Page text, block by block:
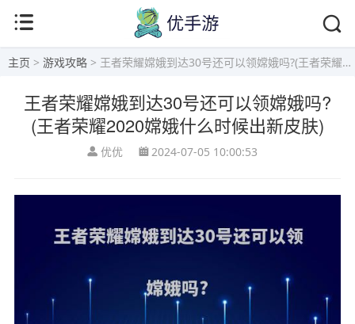
主页 > 游戏攻略 > 王者荣耀嫦娥到达30号还可以领嫦娥吗?(王者荣耀2020嫦娥什么时候出新皮肤)
王者荣耀嫦娥到达30号还可以领嫦娥吗?
(王者荣耀2020嫦娥什么时候出新皮肤)
优优 2024-07-05 10:00:53